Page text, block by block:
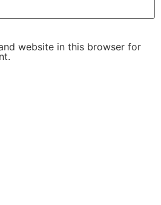
website in this browser for